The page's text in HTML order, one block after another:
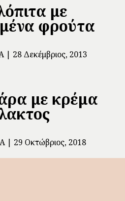
με
φρούτα
28 Δεκέμβριος, 2013
με κρέμα
29 Οκτώβριος, 2018